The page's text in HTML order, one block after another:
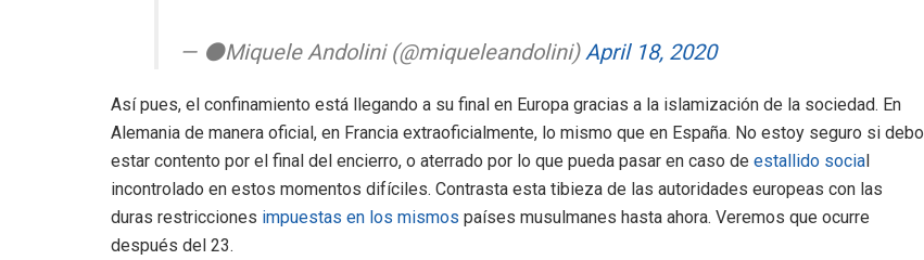
— ⚫️Miquele Andolini (@miqueleandolini)April 18, 2020
Así pues, el confinamiento está llegando a su final en Europa gracias a la islamización de la sociedad. En
Alemania de manera oficial, en Francia extraoficialmente, lo mismo que en España. No estoy seguro si debo
estar contento por el final del encierro, o aterrado por lo que pueda pasar en caso de estallido socia
incontrolado en estos momentos difíciles. Contrasta esta tibieza de las autoridades europeas con las
duras restricciones impuestas en los mismos países musulmanes hasta ahora. Veremos que ocurre
después del 23.